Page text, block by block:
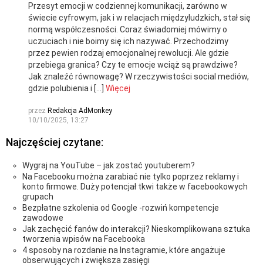
Przesyt emocji w codziennej komunikacji, zarówno w
świecie cyfrowym, jak i w relacjach międzyludzkich, stał się
normą współczesności. Coraz świadomiej mówimy o
uczuciach i nie boimy się ich nazywać. Przechodzimy
przez pewien rodzaj emocjonalnej rewolucji. Ale gdzie
przebiega granica? Czy te emocje wciąż są prawdziwe?
Jak znaleźć równowagę? W rzeczywistości social mediów,
gdzie polubienia i […] Więcej
przez Redakcja AdMonkey
10/10/2025, 13:27
Najczęściej czytane:
Wygraj na YouTube – jak zostać youtuberem?
Na Facebooku można zarabiać nie tylko poprzez reklamy i
konto firmowe. Duży potencjał tkwi także w facebookowych
grupach
Bezpłatne szkolenia od Google -rozwiń kompetencje
zawodowe
Jak zachęcić fanów do interakcji? Nieskomplikowana sztuka
tworzenia wpisów na Facebooka
4 sposoby na rozdanie na Instagramie, które angażuje
obserwujących i zwiększa zasięgi